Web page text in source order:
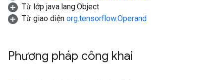
Từ lớp java.lang.Object
Từ giao diện org.tensorflow.Operand
Phương pháp công khai